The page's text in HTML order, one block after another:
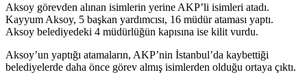
Aksoy görevden alınan isimlerin yerine AKP’li isimleri atadı.
Kayyum Aksoy, 5 başkan yardımcısı, 16 müdür ataması yaptı.
Aksoy belediyedeki 4 müdürlüğün kapısına ise kilit vurdu.
Aksoy’un yaptığı atamaların, AKP’nin İstanbul’da kaybettiği
belediyelerde daha önce görev almış isimlerden olduğu ortaya çıktı.